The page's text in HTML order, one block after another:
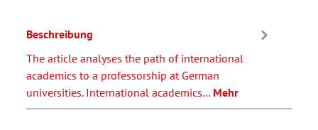
Beschreibung
The article analyses the path of international
academics to a professorship at German
universities. International academics… Mehr